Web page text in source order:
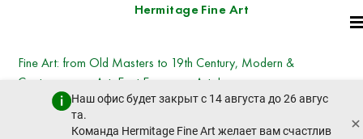
Hermitage Fine Art
Наш офис будет закрыт с 14 августа до 26 авгус
та.
Команда Hermitage Fine Art желает вам счастлив
×
Fine Art: from Old Masters to 19th Century, Modern &
Contemporary Art, East European Art, Icons
вторник, 25 июня 2024 г. - 14:30
пред. лот след. лот